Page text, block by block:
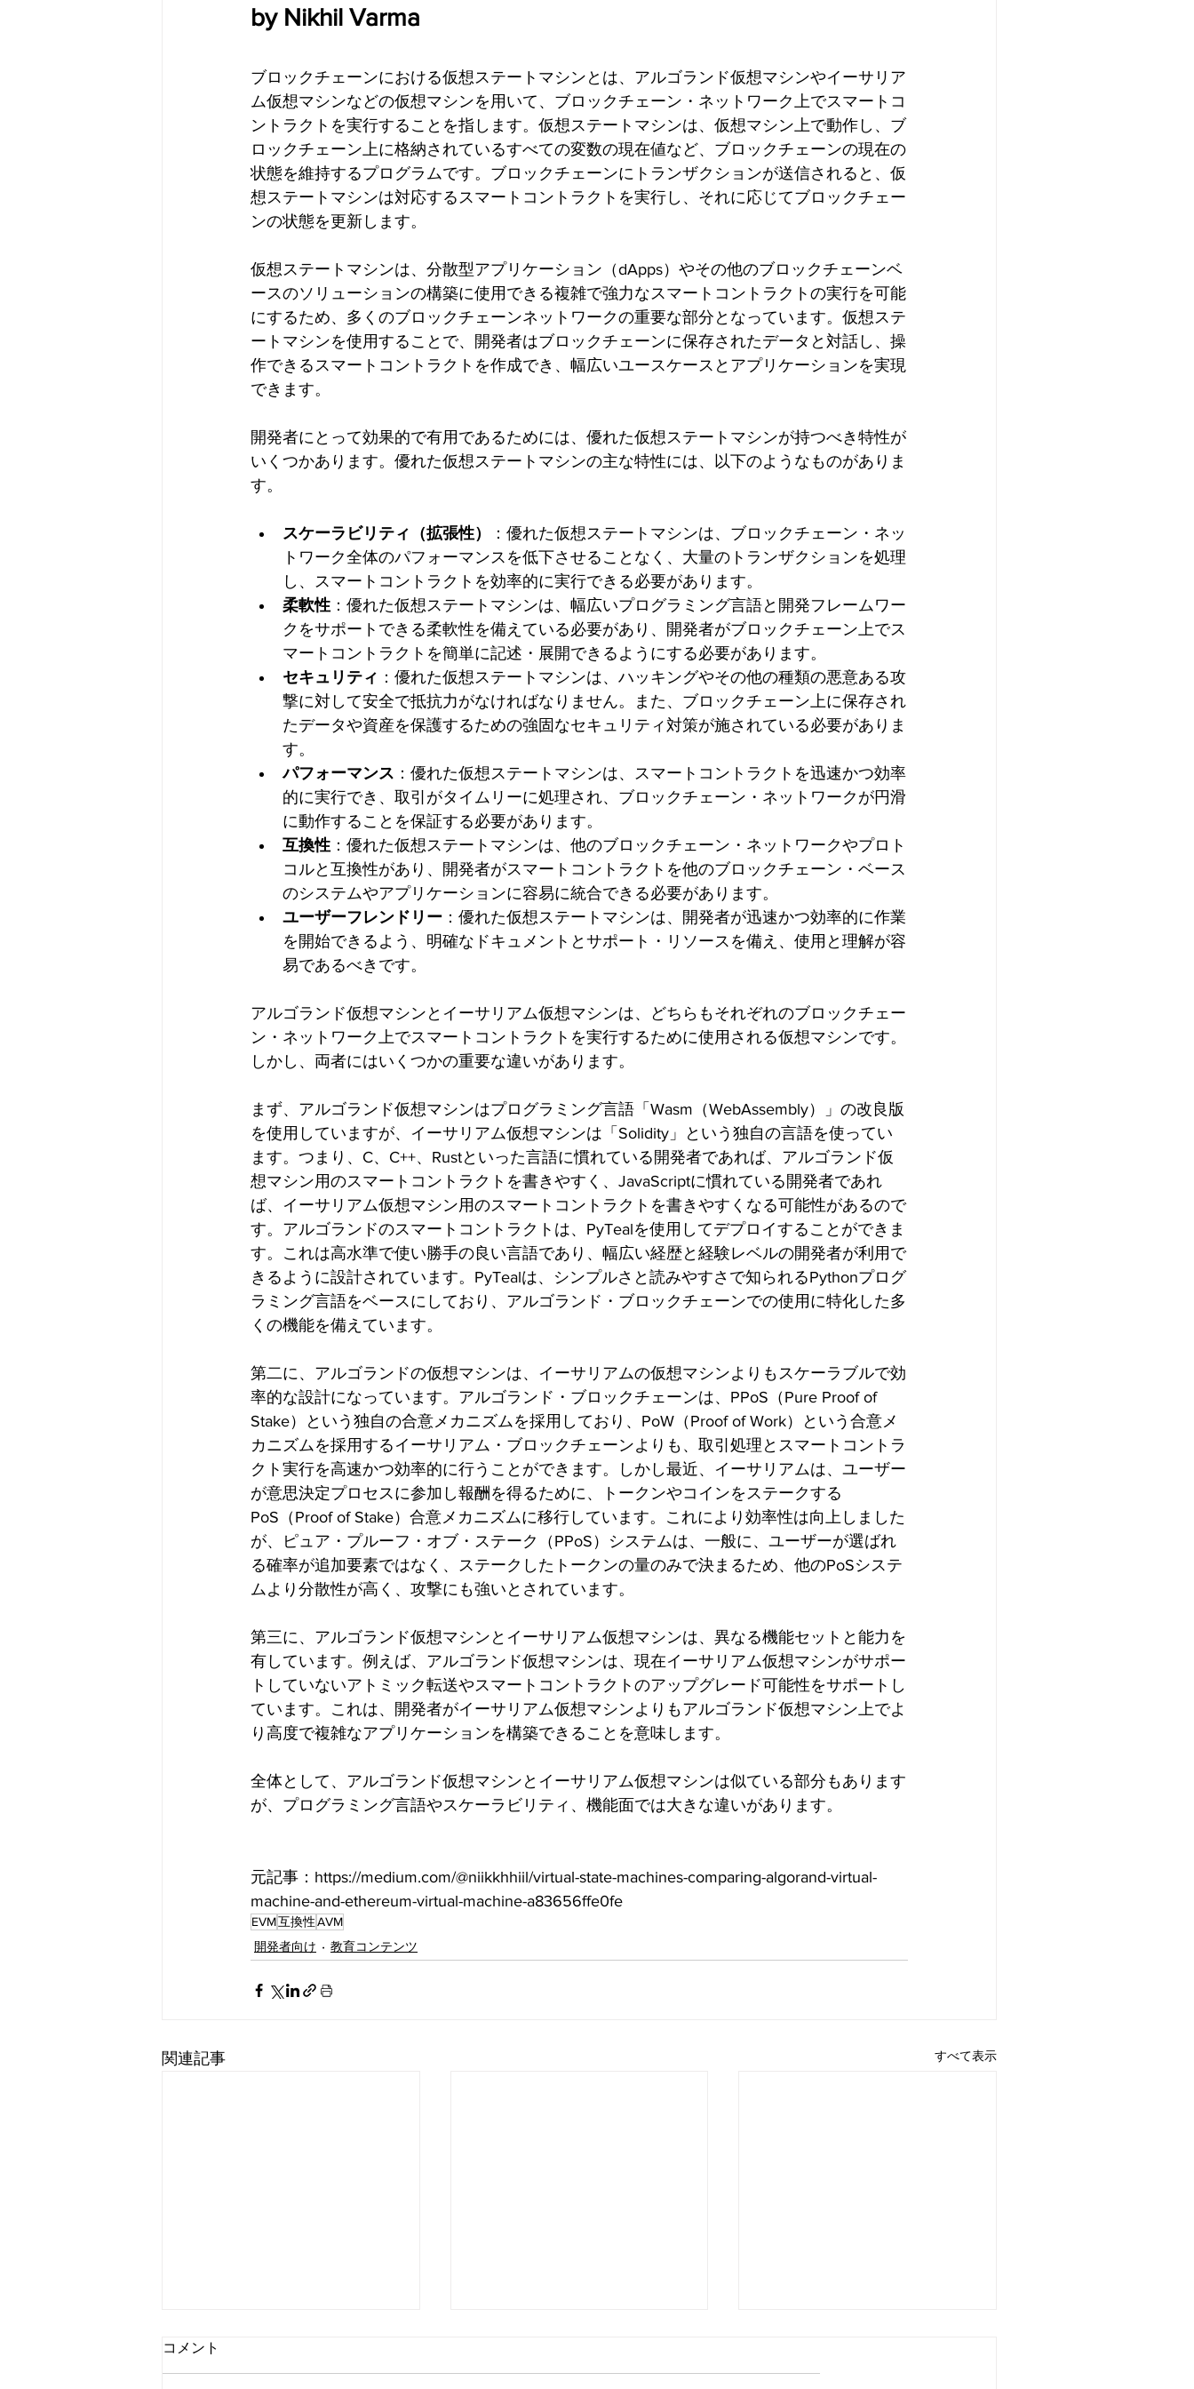
by Nikhil Varma
ブロックチェーンにおける仮想ステートマシンとは、アルゴランド仮想マシンやイーサリア
ム仮想マシンなどの仮想マシンを用いて、ブロックチェーン・ネットワーク上でスマートコ
ントラクトを実行することを指します。仮想ステートマシンは、仮想マシン上で動作し、ブ
ロックチェーン上に格納されているすべての変数の現在値など、ブロックチェーンの現在の
状態を維持するプログラムです。ブロックチェーンにトランザクションが送信されると、仮
想ステートマシンは対応するスマートコントラクトを実行し、それに応じてブロックチェー
ンの状態を更新します。
仮想ステートマシンは、分散型アプリケーション（dApps）やその他のブロックチェーンベ
ースのソリューションの構築に使用できる複雑で強力なスマートコントラクトの実行を可能
にするため、多くのブロックチェーンネットワークの重要な部分となっています。仮想ステ
ートマシンを使用することで、開発者はブロックチェーンに保存されたデータと対話し、操
作できるスマートコントラクトを作成でき、幅広いユースケースとアプリケーションを実現
できます。
開発者にとって効果的で有用であるためには、優れた仮想ステートマシンが持つべき特性が
いくつかあります。優れた仮想ステートマシンの主な特性には、以下のようなものがありま
す。
スケーラビリティ（拡張性）
：優れた仮想ステートマシンは、ブロックチェーン・ネッ
トワーク全体のパフォーマンスを低下させることなく、大量のトランザクションを処理
し、スマートコントラクトを効率的に実行できる必要があります。
柔軟性 ：優れた仮想ステートマシンは、幅広いプログラミング言語と開発フレームワー
クをサポートできる柔軟性を備えている必要があり、開発者がブロックチェーン上でス
マートコントラクトを簡単に記述・展開できるようにする必要があります。
セキュリティ ：優れた仮想ステートマシンは、ハッキングやその他の種類の悪意ある攻
撃に対して安全で抵抗力がなければなりません。また、ブロックチェーン上に保存され
たデータや資産を保護するための強固なセキュリティ対策が施されている必要がありま
す。
パフォーマンス ：優れた仮想ステートマシンは、スマートコントラクトを迅速かつ効率
的に実行でき、取引がタイムリーに処理され、ブロックチェーン・ネットワークが円滑
に動作することを保証する必要があります。
互換性 ：優れた仮想ステートマシンは、他のブロックチェーン・ネットワークやプロト
コルと互換性があり、開発者がスマートコントラクトを他のブロックチェーン・ベース
のシステムやアプリケーションに容易に統合できる必要があります。
ユーザーフレンドリー ：優れた仮想ステートマシンは、開発者が迅速かつ効率的に作業
を開始できるよう、明確なドキュメントとサポート・リソースを備え、使用と理解が容
易であるべきです。
アルゴランド仮想マシンとイーサリアム仮想マシンは、どちらもそれぞれのブロックチェー
ン・ネットワーク上でスマートコントラクトを実行するために使用される仮想マシンです。
しかし、両者にはいくつかの重要な違いがあります。
まず、アルゴランド仮想マシンはプログラミング言語「Wasm（WebAssembly）」の改良版
を使用していますが、イーサリアム仮想マシンは「Solidity」という独自の言語を使ってい
ます。つまり、C、C++、Rustといった言語に慣れている開発者であれば、アルゴランド仮
想マシン用のスマートコントラクトを書きやすく、JavaScriptに慣れている開発者であれ
ば、イーサリアム仮想マシン用のスマートコントラクトを書きやすくなる可能性があるので
す。アルゴランドのスマートコントラクトは、PyTealを使用してデプロイすることができま
す。これは高水準で使い勝手の良い言語であり、幅広い経歴と経験レベルの開発者が利用で
きるように設計されています。PyTealは、シンプルさと読みやすさで知られるPythonプログ
ラミング言語をベースにしており、アルゴランド・ブロックチェーンでの使用に特化した多
くの機能を備えています。
第二に、アルゴランドの仮想マシンは、イーサリアムの仮想マシンよりもスケーラブルで効
率的な設計になっています。アルゴランド・ブロックチェーンは、PPoS（Pure Proof of
Stake）という独自の合意メカニズムを採用しており、PoW（Proof of Work）という合意メ
カニズムを採用するイーサリアム・ブロックチェーンよりも、取引処理とスマートコントラ
クト実行を高速かつ効率的に行うことができます。しかし最近、イーサリアムは、ユーザー
が意思決定プロセスに参加し報酬を得るために、トークンやコインをステークする
PoS（Proof of Stake）合意メカニズムに移行しています。これにより効率性は向上しました
が、ピュア・プルーフ・オブ・ステーク（PPoS）システムは、一般に、ユーザーが選ばれ
る確率が追加要素ではなく、ステークしたトークンの量のみで決まるため、他のPoSシステ
ムより分散性が高く、攻撃にも強いとされています。
第三に、アルゴランド仮想マシンとイーサリアム仮想マシンは、異なる機能セットと能力を
有しています。例えば、アルゴランド仮想マシンは、現在イーサリアム仮想マシンがサポー
トしていないアトミック転送やスマートコントラクトのアップグレード可能性をサポートし
ています。これは、開発者がイーサリアム仮想マシンよりもアルゴランド仮想マシン上でよ
り高度で複雑なアプリケーションを構築できることを意味します。
全体として、アルゴランド仮想マシンとイーサリアム仮想マシンは似ている部分もあります
が、プログラミング言語やスケーラビリティ、機能面では大きな違いがあります。
元記事：https://medium.com/@niikkhhiil/virtual-state-machines-comparing-algorand-virtual-
machine-and-ethereum-virtual-machine-a83656ffe0fe
EVM互換性AVM
開発者向け
教育コンテンツ
関連記事 すべて表示
コメント